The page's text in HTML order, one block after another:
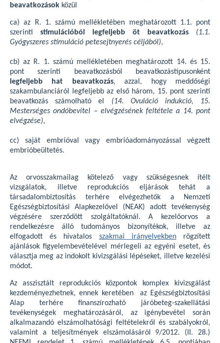
beavatkozások közül
ca) az R. 1. számú mellékletében meghatározott 1.1. pont
szerinti stimulációból legfeljebb öt beavatkozás
(1.1.
Gyógyszeres stimuláció petesejtnyerés céljából),
cb) az R. 1. számú mellékletében meghatározott 14. és 15.
pont szerinti beavatkozásból beavatkozástípusonként
legfeljebb hat beavatkozás, azzal, hogy meddőségi
szakambulanciáról legfeljebb az első három, 15. pont szerinti
beavatkozás számolható el (14. Ovuláció indukció, 15.
Mesterséges ondóbevitel – elvégzésének feltétele a 14. pont
elvégzése),
cc) saját embrióval vagy embrióadományozással végzett
embrióbeültetés.
Az orvosszakmailag kötelező vagy szükségesnek ítélt
vizsgálatok, illetve reprodukciós eljárások tehát a
társadalombiztosítás terhére elvégezhetők a Nemzeti
Egészségbiztosítási Alapkezelővel (NEAK) adott tevékenység
végzésére szerződött szolgáltatóknál. A kezelőorvos a
rendelkezésre álló tudományos bizonyítékok, illetve az
elfogadott és hivatalos szakmai irányelvekbenrögzített
ajánlások figyelembevételével mérlegeli az egyéni esetet, és
választja meg az indokolt kivizsgálási lépéseket, illetve kezelési
módot.
Az asszisztált reprodukciós központok komplex kivizsgálást
kezdeményezhetnek, ennek keretében az Egészségbiztosítási
Alap terhére finanszírozható járóbeteg-szakellátási
tevékenységek meghatározásáról, az igénybevétel során
alkalmazandó elszámolhatósági feltételekről és szabályokról,
valamint a teljesítmények elszámolásáról 9/2012. (II. 28.)